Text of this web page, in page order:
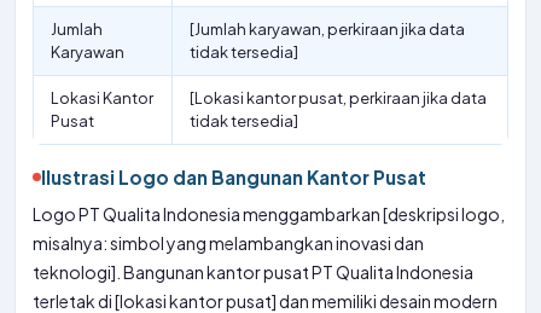
Jumlah
Karyawan
[Jumlah karyawan, perkiraan jika data
tidak tersedia]
Lokasi Kantor
Pusat
[Lokasi kantor pusat, perkiraan jika data
tidak tersedia]
Ilustrasi Logo dan Bangunan Kantor Pusat
Logo PT Qualita Indonesia menggambarkan [deskripsi logo,
misalnya: simbol yang melambangkan inovasi dan
teknologi]. Bangunan kantor pusat PT Qualita Indonesia
terletak di [lokasi kantor pusat] dan memiliki desain modern